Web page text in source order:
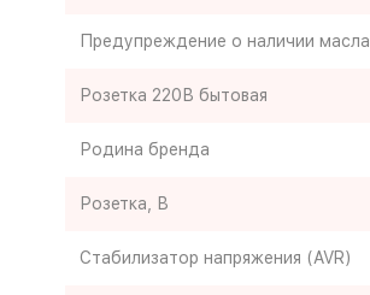
Предупреждение о наличии масла
Розетка 220В бытовая
Родина бренда
Розетка, В
Стабилизатор напряжения (AVR)